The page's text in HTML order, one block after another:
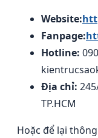
Website:
Fanpage:
Hotline:
Địa chỉ:
TP.HCM
Hoặc để lại